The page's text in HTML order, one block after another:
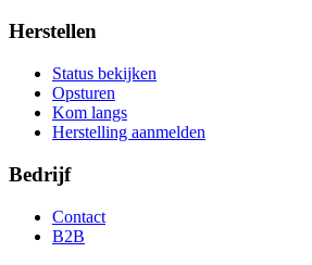
Herstellen
Status bekijken
Opsturen
Kom langs
Herstelling aanmelden
Bedrijf
Contact
B2B